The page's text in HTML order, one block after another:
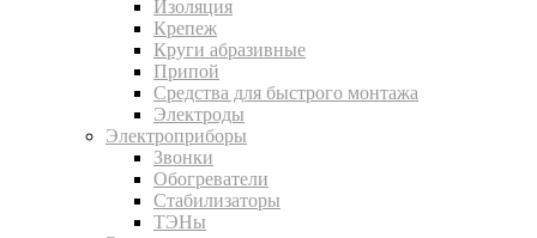
Изоляция
Крепеж
Круги абразивные
Припой
Средства для быстрого монтажа
Электроды
Электроприборы
Звонки
Обогреватели
Стабилизаторы
ТЭНы